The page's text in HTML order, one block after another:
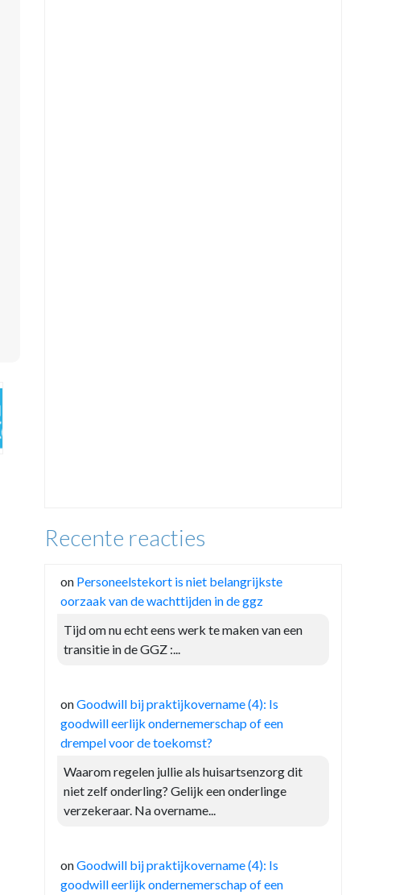
Recente reacties
on Personeelstekort is niet belangrijkste
oorzaak van de wachttijden in de ggz
Tijd om nu echt eens werk te maken van een
transitie in de GGZ :...
onGoodwill bij praktijkovername (4): Is
goodwill eerlijk ondernemerschap of een
drempel voor de toekomst?
Waarom regelen jullie als huisartsenzorg dit
niet zelf onderling? Gelijk een onderlinge
verzekeraar. Na overname...
onGoodwill bij praktijkovername (4): Is
goodwill eerlijk ondernemerschap of een